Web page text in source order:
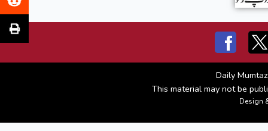
Daily
This material may not be
Design